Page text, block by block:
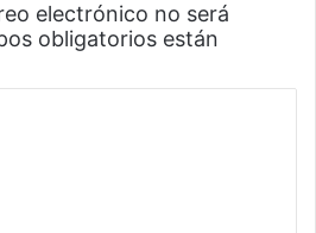
electrónico no será
obligatorios están